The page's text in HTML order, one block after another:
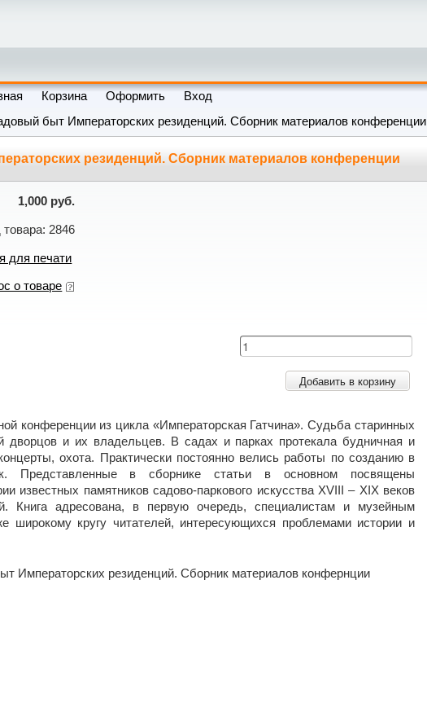
Корзина Оформить
Вход
быт Императорских резиденций. Сборник материалов конференции
резиденций. Сборник материалов конференции
1,000 руб.
товара: 2846
для печати
о товаре
Добавить в корзину
конференции из цикла «Императорская Гатчина». Судьба старинных
дворцов и их владельцев. В садах и парках протекала будничная и
охота. Практически постоянно велись работы по созданию в
Представленные в сборнике статьи в основном посвящены
известных памятников садово-паркового искусства XVIII – XIX веков
Книга адресована, в первую очередь, специалистам и музейным
широкому кругу читателей, интересующихся проблемами истории и
Императорских резиденций. Сборник материалов конфернции